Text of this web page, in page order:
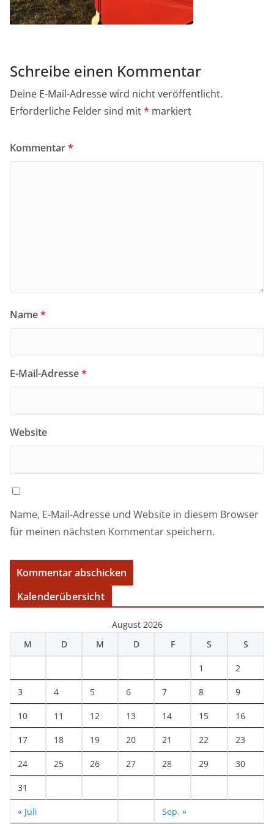
Schreibe einen Kommentar
Deine E-Mail-Adresse wird nicht veröffentlicht.
Erforderliche Felder sind mit* markiert
Kommentar*
Name*
E-Mail-Adresse*
Website
Name, E-Mail-Adresse und Website in diesem Browser
für meinen nächsten Kommentar speichern.
Kalenderübersicht
August 2026
M
D M D F S S
1 2
3 4 5 6 7 8 9
10 11 12 13 14 15 16
17 18 19 20 21 22 23
24 25 26 27 28 29 30
31
« Juli Sep. »